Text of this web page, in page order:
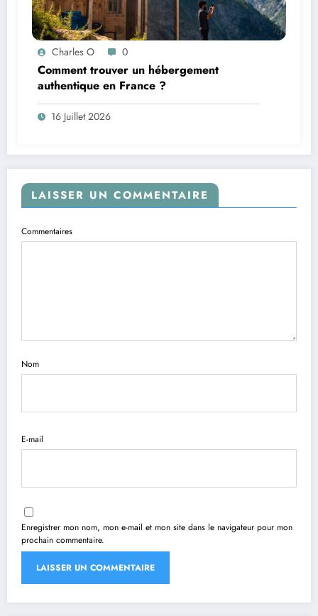
Charles O 0
Comment trouver un hébergement
authentique en France ?
16 Juillet 2026
LAISSER UN COMMENTAIRE
Commentaires
Nom
E-mail
Enregistrer mon nom, mon e-mail et mon site dans le navigateur pour mon
prochain commentaire.